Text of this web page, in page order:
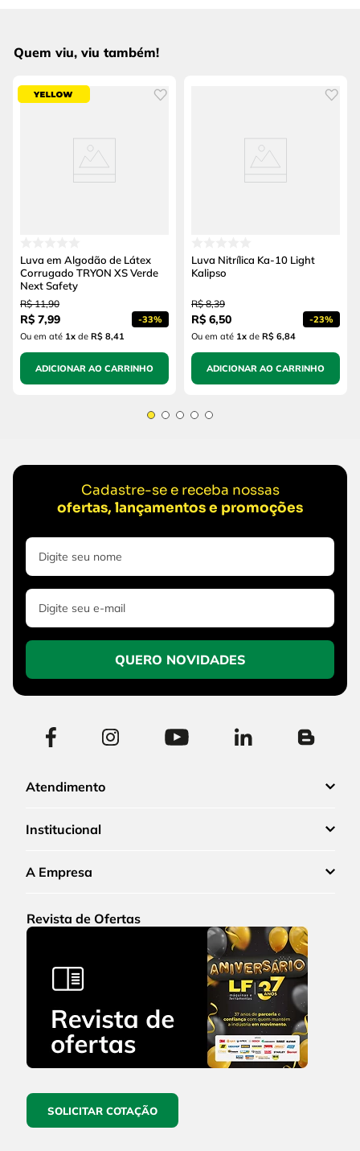
Quem viu, viu também!
Luva em Algodão de Látex
Corrugado TRYON XS Verde
Next Safety
R$ 11,90
R$ 7,99 -33%
Ou em até 1x de R$ 8,41
ADICIONAR AO CARRINHO
Luva Nitrílica Ka-10 Light
Kalipso
R$ 8,39
R$ 6,50 -23%
Ou em até 1x de R$ 6,84
ADICIONAR AO CARRINHO
Cadastre-se e receba nossas
ofertas, lançamentos e promoções
QUERO NOVIDADES
Atendimento
Institucional
A Empresa
Revista de Ofertas
SOLICITAR COTAÇÃO